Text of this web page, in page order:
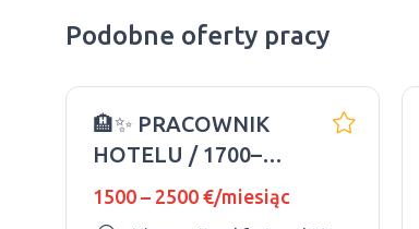
Podobne oferty pracy
🏨✨ PRACOWNIK
HOTELU / 1700–
2880$/NIEMCY
1500 – 2500 €/miesiąc